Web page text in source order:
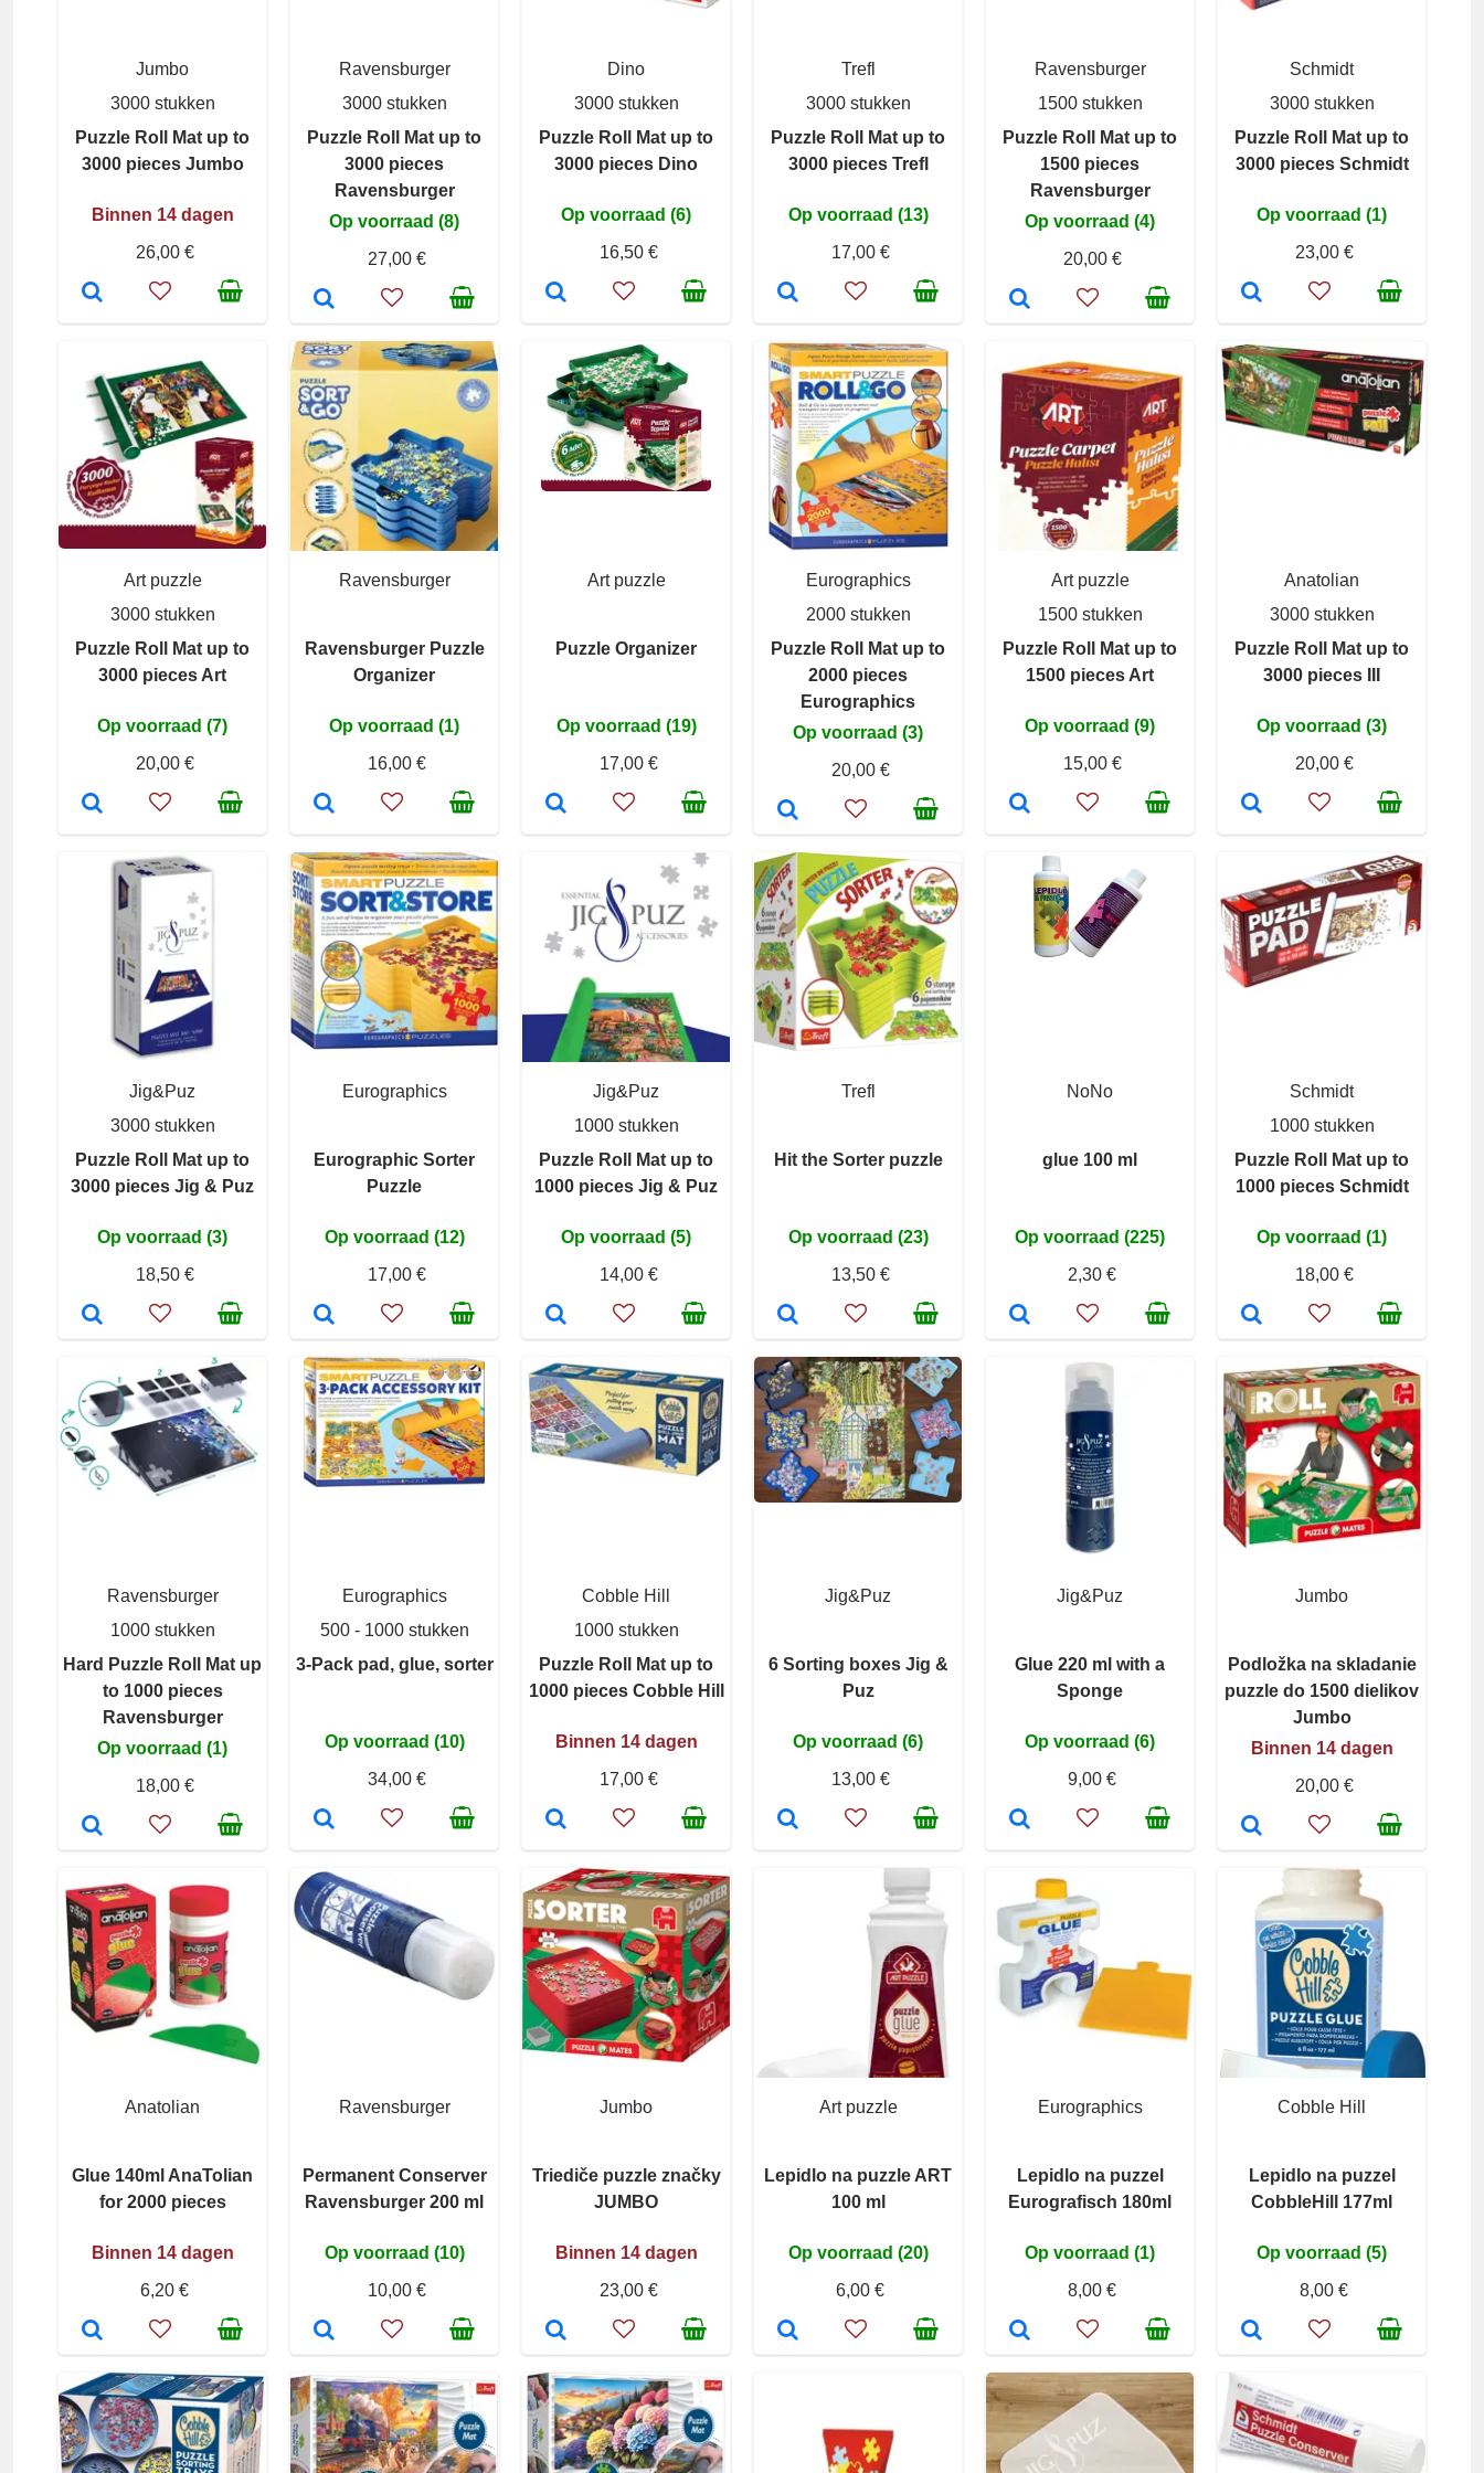
Jumbo
3000 stukken
Puzzle Roll Mat up to
3000 pieces Jumbo
Binnen 14 dagen
26,00 €
Ravensburger
3000 stukken
Puzzle Roll Mat up to
3000 pieces
Ravensburger
Op voorraad (8)
27,00 €
Dino
3000 stukken
Puzzle Roll Mat up to
3000 pieces Dino
Op voorraad (6)
16,50 €
Trefl
3000 stukken
Puzzle Roll Mat up to
3000 pieces Trefl
Op voorraad (13)
17,00 €
Ravensburger
1500 stukken
Puzzle Roll Mat up to
1500 pieces
Ravensburger
Op voorraad (4)
20,00 €
Schmidt
3000 stukken
Puzzle Roll Mat up to
3000 pieces Schmidt
Op voorraad (1)
23,00 €
Art puzzle
3000 stukken
Puzzle Roll Mat up to
3000 pieces Art
Op voorraad (7)
20,00 €
Ravensburger
Ravensburger Puzzle
Organizer
Op voorraad (1)
16,00 €
Art puzzle
Puzzle Organizer
Op voorraad (19)
17,00 €
Eurographics
2000 stukken
Puzzle Roll Mat up to
2000 pieces
Eurographics
Op voorraad (3)
20,00 €
Art puzzle
1500 stukken
Puzzle Roll Mat up to
1500 pieces Art
Op voorraad (9)
15,00 €
Anatolian
3000 stukken
Puzzle Roll Mat up to
3000 pieces III
Op voorraad (3)
20,00 €
Jig&Puz
3000 stukken
Puzzle Roll Mat up to
3000 pieces Jig & Puz
Op voorraad (3)
18,50 €
Eurographics
Eurographic Sorter
Puzzle
Op voorraad (12)
17,00 €
Jig&Puz
1000 stukken
Puzzle Roll Mat up to
1000 pieces Jig & Puz
Op voorraad (5)
14,00 €
Trefl
Hit the Sorter puzzle
Op voorraad (23)
13,50 €
NoNo
glue 100 ml
Op voorraad (225)
2,30 €
Schmidt
1000 stukken
Puzzle Roll Mat up to
1000 pieces Schmidt
Op voorraad (1)
18,00 €
Ravensburger
1000 stukken
Hard Puzzle Roll Mat up
to 1000 pieces
Ravensburger
Op voorraad (1)
18,00 €
Eurographics
500 - 1000 stukken
3-Pack pad, glue, sorter
Op voorraad (10)
34,00 €
Cobble Hill
1000 stukken
Puzzle Roll Mat up to
1000 pieces Cobble Hill
Binnen 14 dagen
17,00 €
Jig&Puz
6 Sorting boxes Jig &
Puz
Op voorraad (6)
13,00 €
Jig&Puz
Glue 220 ml with a
Sponge
Op voorraad (6)
9,00 €
Jumbo
Podložka na skladanie
puzzle do 1500 dielikov
Jumbo
Binnen 14 dagen
20,00 €
Anatolian
Glue 140ml AnaTolian
for 2000 pieces
Binnen 14 dagen
6,20 €
Ravensburger
Permanent Conserver
Ravensburger 200 ml
Op voorraad (10)
10,00 €
Jumbo
Triediče puzzle značky
JUMBO
Binnen 14 dagen
23,00 €
Art puzzle
Lepidlo na puzzle ART
100 ml
Op voorraad (20)
6,00 €
Eurographics
Lepidlo na puzzel
Eurografisch 180ml
Op voorraad (1)
8,00 €
Cobble Hill
Lepidlo na puzzel
CobbleHill 177ml
Op voorraad (5)
8,00 €